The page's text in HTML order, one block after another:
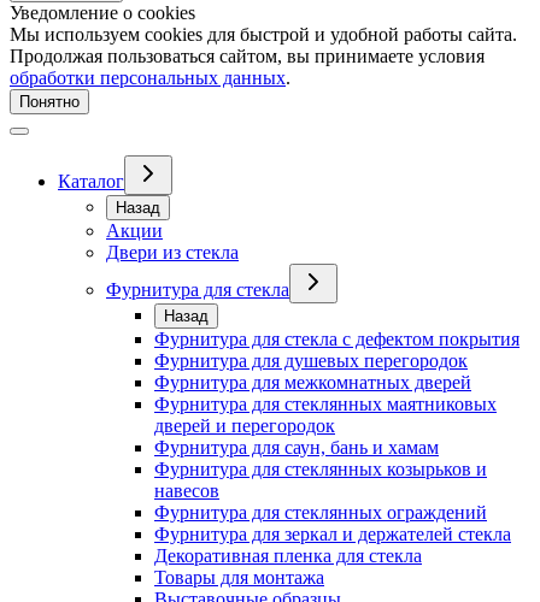
Уведомление о cookies
Мы используем cookies для быстрой и удобной работы сайта.
Продолжая пользоваться сайтом, вы принимаете условия
обработки персональных данных.
Понятно
Каталог
Назад
Акции
Двери из стекла
Фурнитура для стекла
Назад
Фурнитура для стекла с дефектом покрытия
Фурнитура для душевых перегородок
Фурнитура для межкомнатных дверей
Фурнитура для стеклянных маятниковых
дверей и перегородок
Фурнитура для саун, бань и хамам
Фурнитура для стеклянных козырьков и
навесов
Фурнитура для стеклянных ограждений
Фурнитура для зеркал и держателей стекла
Декоративная пленка для стекла
Товары для монтажа